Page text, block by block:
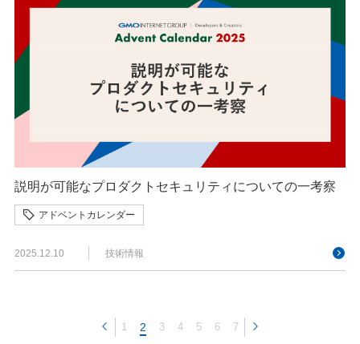
説明が可能なプロダクトセキュリティについての一考察
アドベントカレンダー
2025.12.10 技術情報
1 2 3 4 5 6 7